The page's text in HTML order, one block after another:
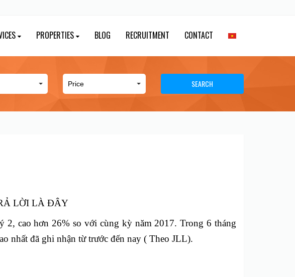
PROPERTIES BLOG RECRUITMENT CONTACT
SEARCH
LỜI LÀ ĐÂY
2, cao hơn 26% so với cùng kỳ năm 2017.Trong 6 tháng
nhất đã ghi nhận từ trước đến nay ( Theo JLL).